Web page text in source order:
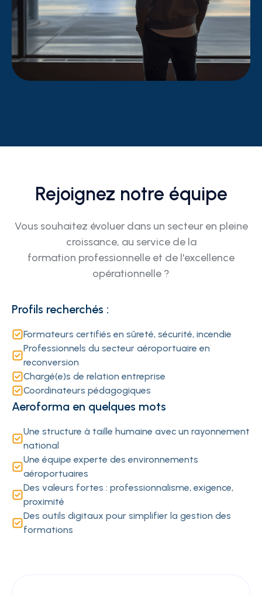
Rejoignez notre équipe
Vous souhaitez évoluer dans un secteur en pleine
croissance, au service de la
formation professionnelle et de l'excellence
opérationnelle ?
Profils recherchés :
Formateurs certifiés en sûreté, sécurité, incendie
Professionnels du secteur aéroportuaire en
reconversion
Chargé(e)s de relation entreprise
Coordinateurs pédagogiques
Aeroforma en quelques mots
Une structure à taille humaine avec un rayonnement
national
Une équipe experte des environnements
aéroportuaires
Des valeurs fortes : professionnalisme, exigence,
proximité
Des outils digitaux pour simplifier la gestion des
formations